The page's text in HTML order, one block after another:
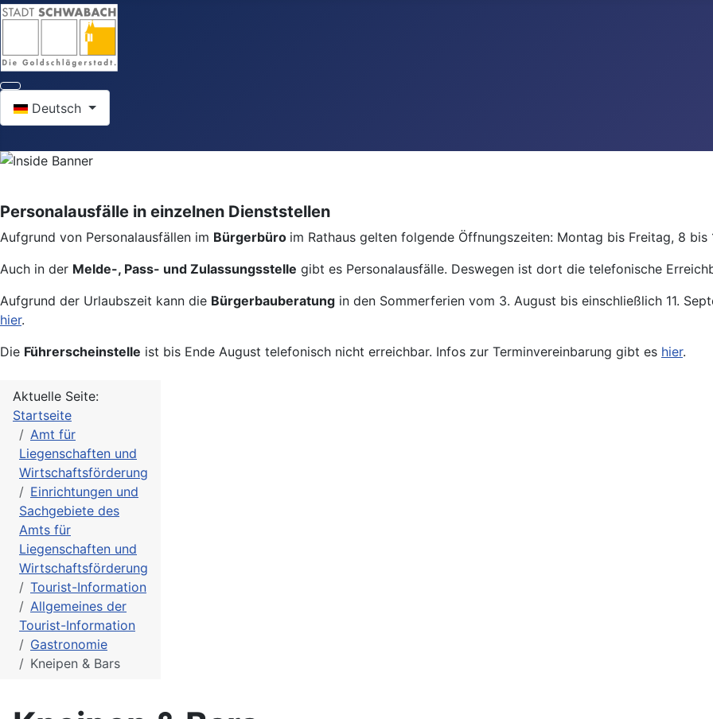
Deutsch
Personalausfälle in einzelnen Dienststellen
Aufgrund von Personalausfällen im Bürgerbüro im Rathaus gelten folgende Öffnungszeiten: Montag bis Freitag, 8 bis
Auch in der Melde-, Pass- und Zulassungsstelle gibt es Personalausfälle. Deswegen ist dort die telefonische
Aufgrund der Urlaubszeit kann die Bürgerbauberatung in den Sommerferien vom 3. August bis einschließlich 11.
hier.
Die Führerscheinstelle ist bis Ende August telefonisch nicht erreichbar. Infos zur Terminvereinbarung gibt es hier.
Aktuelle Seite:
Startseite
Amt für
Liegenschaften und
Wirtschaftsförderung
Einrichtungen und
Sachgebiete des
Amts für
Liegenschaften und
Wirtschaftsförderung
Tourist-Information
Allgemeines der
Tourist-Information
Gastronomie
Kneipen & Bars